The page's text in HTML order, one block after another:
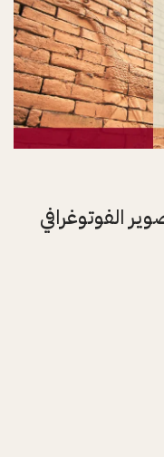
الفوتوغرافي